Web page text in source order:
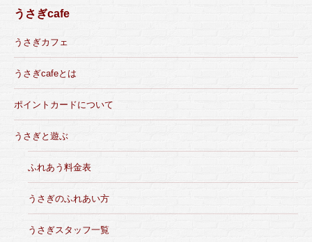
うさぎcafe
うさぎカフェ
うさぎcafeとは
ポイントカードについて
うさぎと遊ぶ
ふれあう料金表
うさぎのふれあい方
うさぎスタッフ一覧